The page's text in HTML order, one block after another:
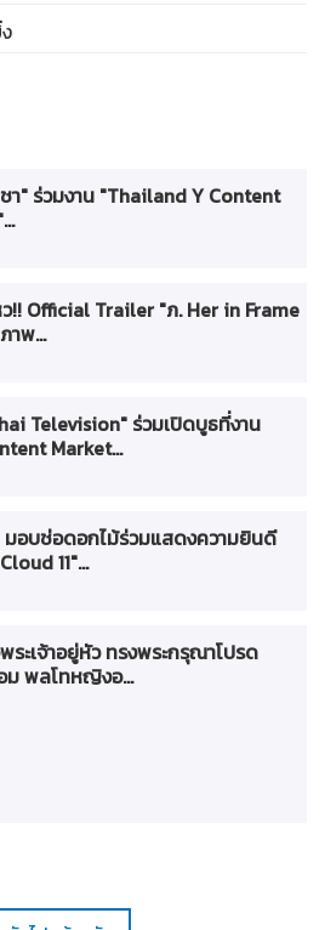
" ร่วมงาน "Thailand Y Content
ว!! Official Trailer "ภ. Her in Frame
าพ...
Television" ร่วมเปิดบูธที่งาน
Market...
อบช่อดอกไม้ร่วมแสดงความยินดี
11"...
ระเจ้าอยู่หัว ทรงพระกรุณาโปรด
อม พลโทหญิงอ...